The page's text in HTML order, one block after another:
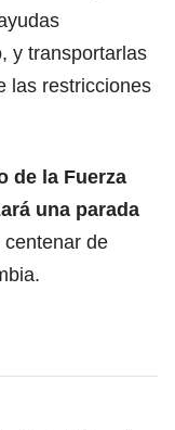
y transportarlas
las restricciones
de la Fuerza
una parada
de